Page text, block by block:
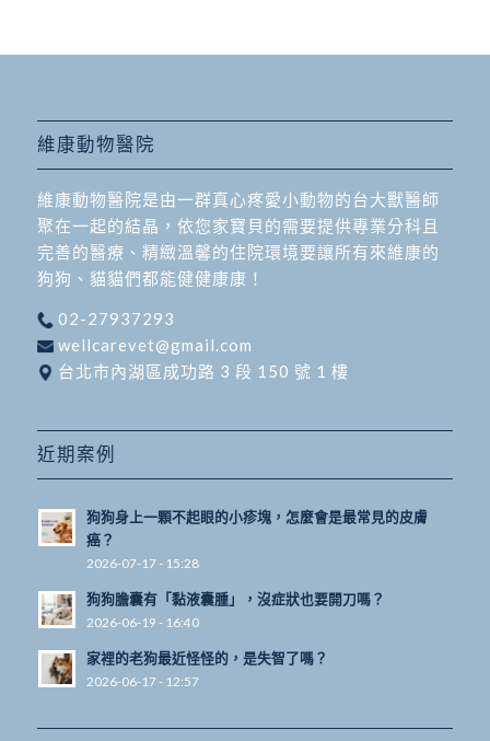
維康動物醫院
維康動物醫院是由一群真心疼愛小動物的台大獸醫師
聚在一起的結晶，依您家寶貝的需要提供專業分科且
完善的醫療、精緻溫馨的住院環境要讓所有來維康的
狗狗、貓貓們都能健健康康！
02-27937293
wellcarevet@gmail.com
台北市內湖區成功路 3 段 150 號 1 樓
近期案例
狗狗身上一顆不起眼的小疹塊，怎麼會是最常見的皮膚
癌？
2026-07-17 - 15:28
狗狗膽囊有「黏液囊腫」，沒症狀也要開刀嗎？
2026-06-19 - 16:40
家裡的老狗最近怪怪的，是失智了嗎？
2026-06-17 - 12:57